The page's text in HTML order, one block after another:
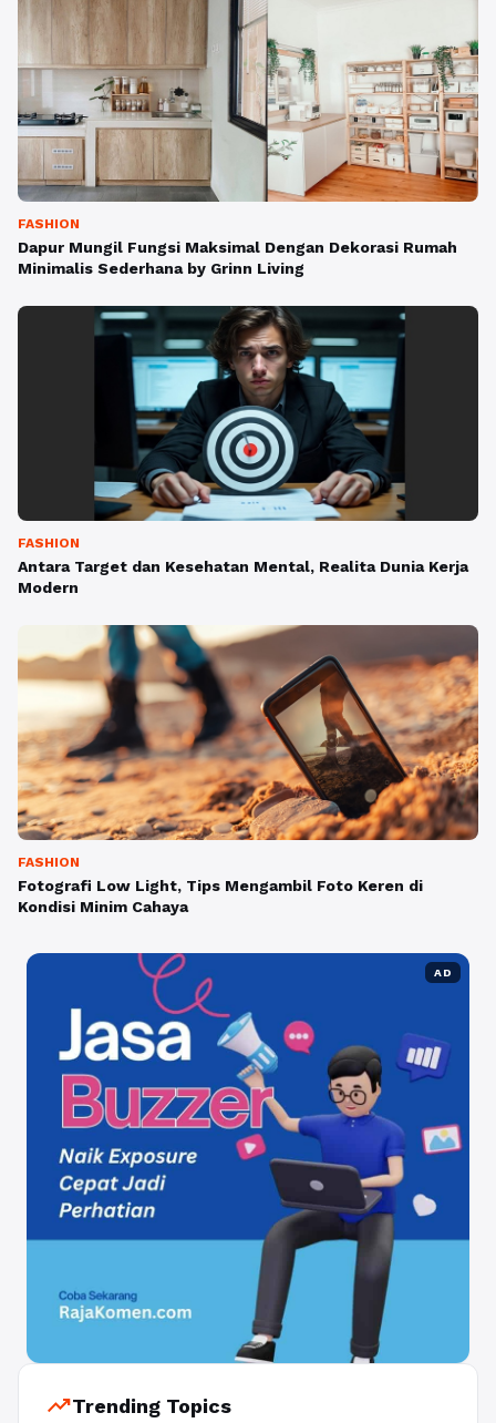
FASHION
Dapur Mungil Fungsi Maksimal Dengan Dekorasi Rumah
Minimalis Sederhana by Grinn Living
FASHION
Antara Target dan Kesehatan Mental, Realita Dunia Kerja
Modern
FASHION
Fotografi Low Light, Tips Mengambil Foto Keren di
Kondisi Minim Cahaya
AD
trending_upTrending Topics